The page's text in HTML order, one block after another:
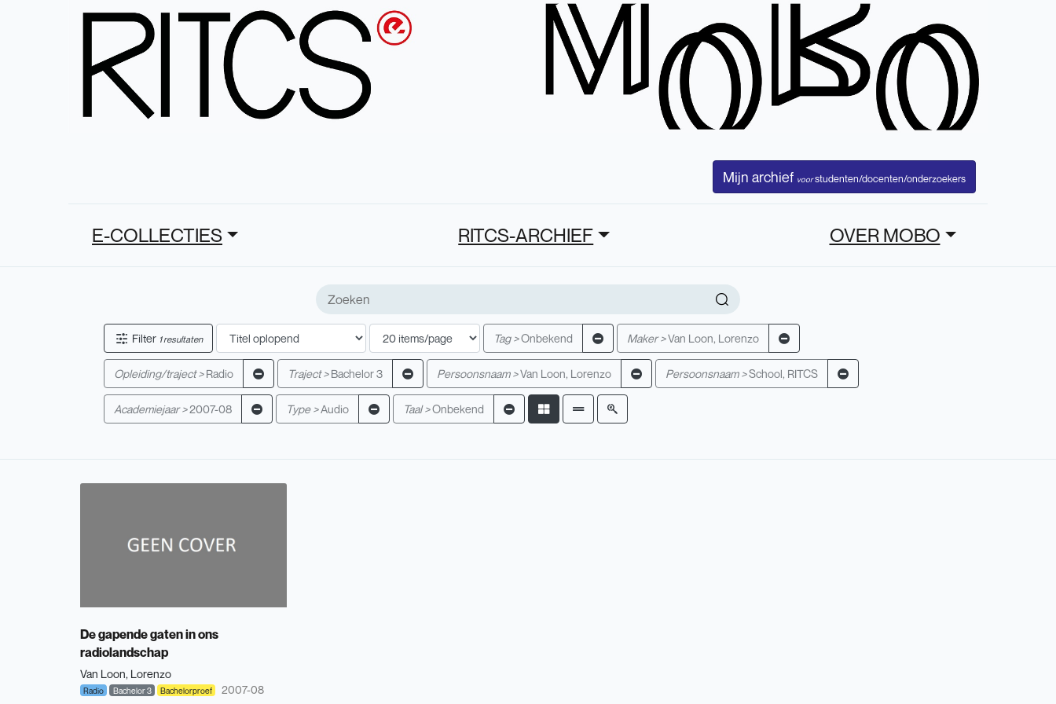
Mijn archief voorstudenten/docenten/onderzoekers
E-COLLECTIES RITCS-ARCHIEF OVER MOBO
Filter 1 resultaten Tag >Onbekend Maker >Van Loon, Lorenzo
Opleiding/traject > Radio Traject > Bachelor 3 Persoonsnaam >Van Loon, Lorenzo Persoonsnaam >School, RITCS
Academiejaar >2007-08 Type >Audio Taal >Onbekend
De gapende gaten in ons
radiolandschap
Van Loon, Lorenzo
Radio Bachelor 3 Bachelorproef 2007-08